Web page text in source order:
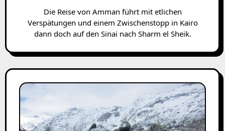
Die Reise von Amman führt mit etlichen
Verspätungen und einem Zwischenstopp in Kairo
dann doch auf den Sinai nach Sharm el Sheik.